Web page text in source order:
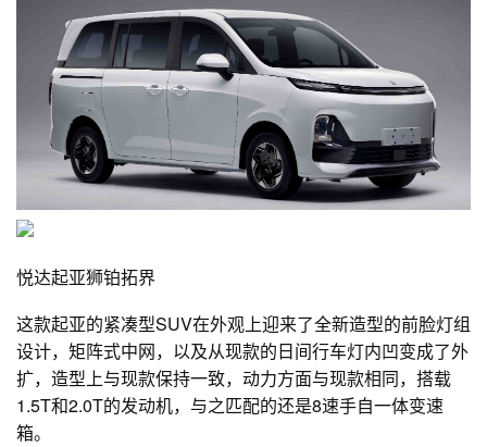
悦达起亚狮铂拓界
这款起亚的紧凑型SUV在外观上迎来了全新造型的前脸灯组
设计，矩阵式中网，以及从现款的日间行车灯内凹变成了外
扩，造型上与现款保持一致，动力方面与现款相同，搭载
1.5T和2.0T的发动机，与之匹配的还是8速手自一体变速
箱。